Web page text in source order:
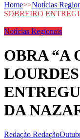
Home>>Notícias
SOBREIRO
Notícias Regionais
OBRA “A
DA
Redação Redação